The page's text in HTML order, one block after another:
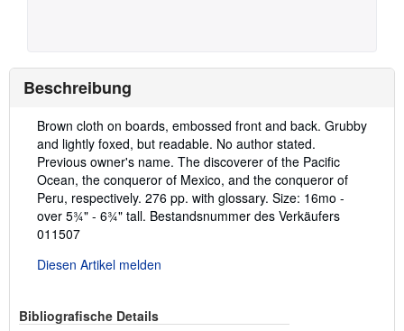
Beschreibung
Beschreibung:
Brown cloth on boards, embossed front and back. Grubby
and lightly foxed, but readable. No author stated.
Previous owner's name. The discoverer of the Pacific
Ocean, the conqueror of Mexico, and the conqueror of
Peru, respectively. 276 pp. with glossary. Size: 16mo -
over 5¾" - 6¾" tall. Bestandsnummer des Verkäufers
011507
Diesen Artikel melden
Bibliografische Details